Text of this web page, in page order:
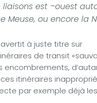
liaisons est –ouest
Meuse, ou encore la
avertit à juste titre sur
de transit
encombrements,
itinéraires
par exemple déjà les